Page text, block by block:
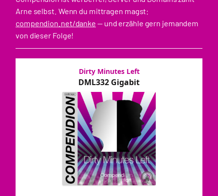
Arne selbst. Wenn du mittragen magst:
compendion.net/danke — und erzähle gern jemandem
von dieser Folge!